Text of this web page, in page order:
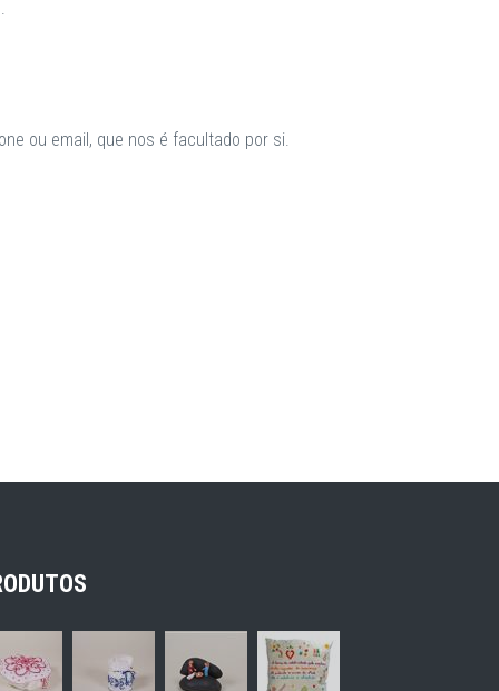
ou email, que nos é facultado por si.